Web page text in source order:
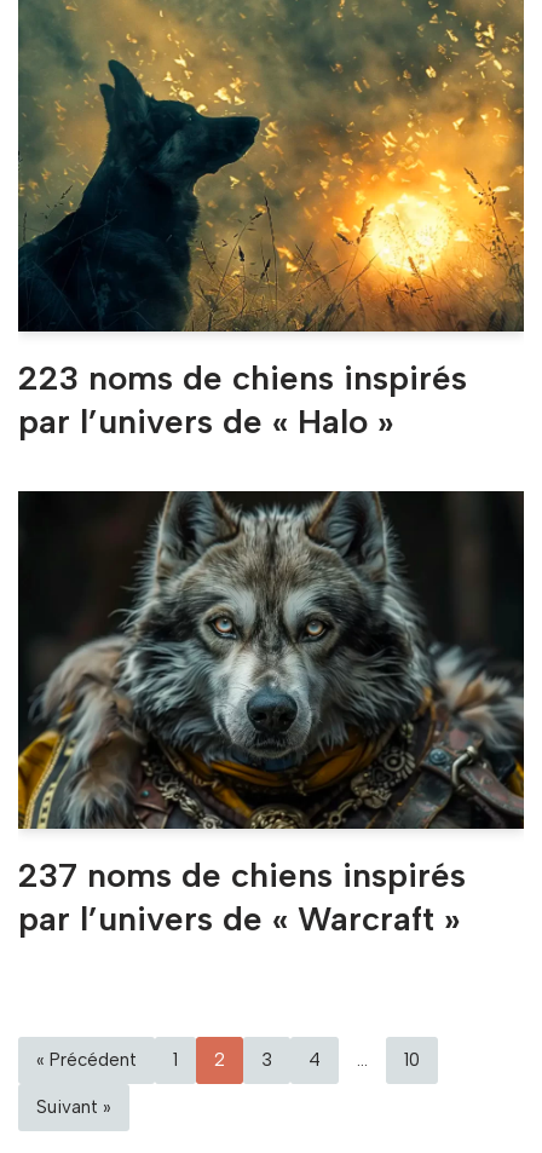
223 noms de chiens inspirés
par l’univers de « Halo »
237 noms de chiens inspirés
par l’univers de « Warcraft »
« Précédent 1 2 3 4 … 10
Suivant »